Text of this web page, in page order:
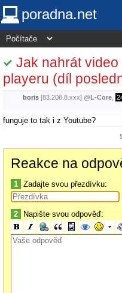
poradna.net
Jak nahrát
playeru (díl
boris [83.208.8.xxx] @L-Core
funguje to tak i z Youtube?
Reakce na
1 Zadajte svou přezdívku:
2 Napište svou odpověď: